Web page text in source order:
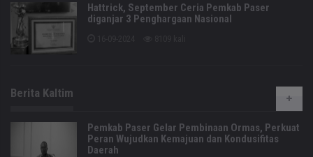
Hattrick, September Ceria Pemkab Paser
diganjar 3 Penghargaan Nasional
Berita Kaltim
Pemkab Paser Gelar Pembinaan Ormas, Perkuat
Peran Wujudkan Kemajuan dan Kondusifitas
Daerah